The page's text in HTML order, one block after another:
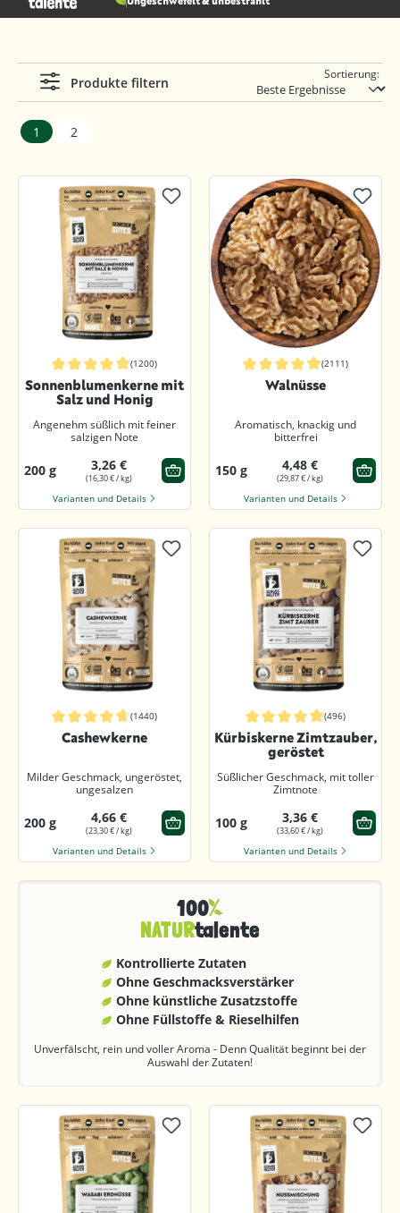
Produkte filtern
1 2
Sortierung:
Durchschnittliche Bewertung von 4.8 von 5 Sternen
(1200)
Sonnenblumenkerne mit
Salz und Honig
Angenehm süßlich mit feiner
salzigen Note
200 g 3,26 €
(16,30 € / kg)
Varianten und Details
Durchschnittliche Bewertung von
(2111)
Walnüsse
Aromatisch, knackig und
bitterfrei
150 g 4,48 €
(29,87 € / kg)
Varianten und Details
Durchschnittliche Bewertung von 4.8 von 5 Sternen
(1440)
Cashewkerne
Milder Geschmack, ungeröstet,
ungesalzen
200 g 4,66 €
(23,30 € / kg)
Varianten und Details
Durchschnittliche Bewertung von
(496)
Kürbiskerne Zimtzauber,
geröstet
Süßlicher Geschmack, mit toller
Zimtnote
100 g 3,36 €
(33,60 € / kg)
Varianten und Details
100
NATURtalente
Kontrollierte Zutaten
Ohne Geschmacks­verstärker
Ohne künstliche Zusatzstoffe
Ohne Füllstoffe & Rieselhilfen
Unverfälscht, rein und voller Aroma - Denn Qualität beginnt bei der
Auswahl der Zutaten!